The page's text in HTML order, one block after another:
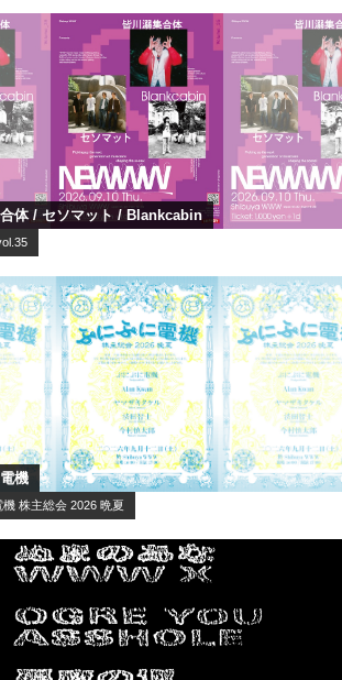
体 / セソマット / Blankcabin
機
株主総会 2026 晩夏